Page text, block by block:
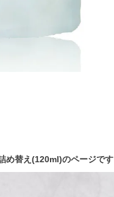
め替え(120ml)のページです